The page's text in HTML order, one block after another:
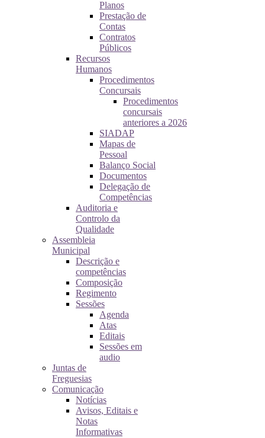
Planos
Prestação de
Contas
Contratos
Públicos
Recursos
Humanos
Procedimentos
Concursais
Procedimentos
concursais
anteriores a 2026
SIADAP
Mapas de
Pessoal
Balanço Social
Documentos
Delegação de
Competências
Auditoria e
Controlo da
Qualidade
Assembleia
Municipal
Descrição e
competências
Composição
Regimento
Sessões
Agenda
Atas
Editais
Sessões em
audio
Juntas de
Freguesias
Comunicação
Notícias
Avisos, Editais e
Notas
Informativas